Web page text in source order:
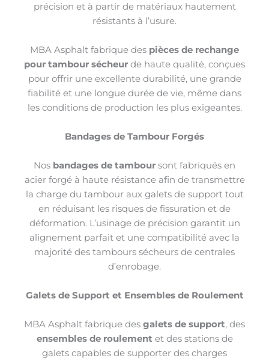
précision et à partir de matériaux hautement
résistants à l’usure.
MBA Asphalt fabrique des pièces de rechange
pour tambour sécheur de haute qualité, conçues
pour offrir une excellente durabilité, une grande
fiabilité et une longue durée de vie, même dans
les conditions de production les plus exigeantes.
Bandages de Tambour Forgés
Nos bandages de tambour sont fabriqués en
acier forgé à haute résistance afin de transmettre
la charge du tambour aux galets de support tout
en réduisant les risques de fissuration et de
déformation. L’usinage de précision garantit un
alignement parfait et une compatibilité avec la
majorité des tambours sécheurs de centrales
d’enrobage.
Galets de Support et Ensembles de Roulement
MBA Asphalt fabrique des galets de support, des
ensembles de roulement et des stations de
galets capables de supporter des charges